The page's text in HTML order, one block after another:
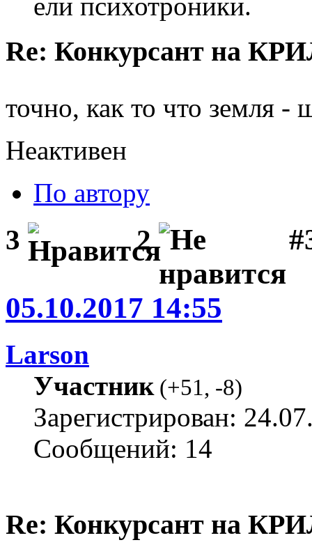
ели психотроники.
Re: Конкурсант на
точно, как то что земля -
Неактивен
По автору
3 2
05.10.2017 14:55
Larson
Участник(+51, -8)
Зарегистрирован:
Сообщений: 14
Re: Конкурсант на